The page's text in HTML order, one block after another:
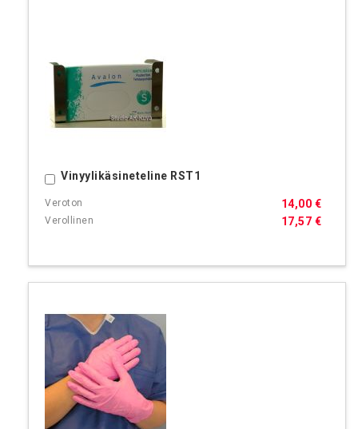
Vinyylikäsineteline RST1
17,57 €
14,00 €
Ostoskoriin